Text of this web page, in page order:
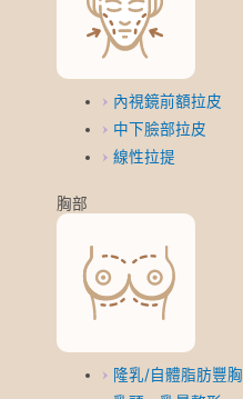
內視鏡前額拉皮
中下臉部拉皮
線性拉提
胸部
隆乳/自體脂肪豐胸